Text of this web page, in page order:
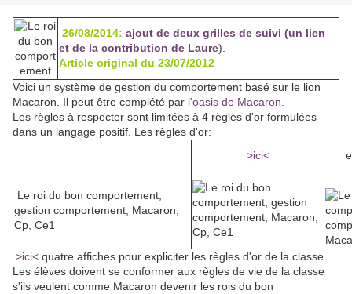
26/08/2014: ajout de deux grilles de suivi (un lien
et de la contribution de Laure).
Article original du 23/07/2012
Voici un système de gestion du comportement basé sur le lion
Macaron. Il peut être complété par l'oasis de Macaron.
Les règles à respecter sont limitées à 4 règles d'or formulées
dans un langage positif. Les règles d'or:
>ici<
Le roi du bon comportement,
gestion comportement, Macaron,
Cp, Ce1
>ici< quatre affiches pour expliciter les règles d'or de la classe.
Les élèves doivent se conformer aux règles de vie de la classe
s'ils veulent comme Macaron devenir les rois du bon